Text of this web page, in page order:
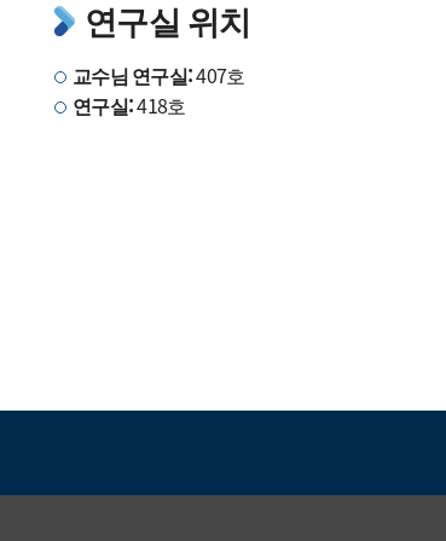
연구실 위치
교수님 연구실:407호
연구실:418호